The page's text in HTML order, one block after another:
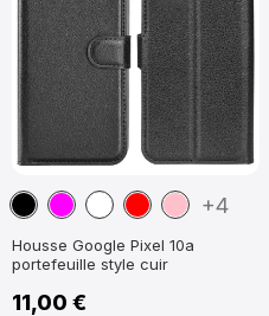
NoirMagenta
BlancRougeRose+4
Housse Google Pixel 10a
portefeuille style cuir
11,00 €